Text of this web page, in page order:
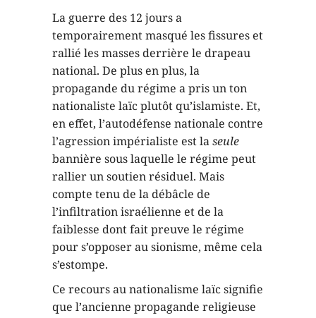
La guerre des 12 jours a
temporairement masqué les fissures et
rallié les masses derrière le drapeau
national. De plus en plus, la
propagande du régime a pris un ton
nationaliste laïc plutôt qu’islamiste. Et,
en effet, l’autodéfense nationale contre
l’agression impérialiste est laseule
bannière sous laquelle le régime peut
rallier un soutien résiduel. Mais
compte tenu de la débâcle de
l’infiltration israélienne et de la
faiblesse dont fait preuve le régime
pour s’opposer au sionisme, même cela
s’estompe.
Ce recours au nationalisme laïc signifie
que l’ancienne propagande religieuse